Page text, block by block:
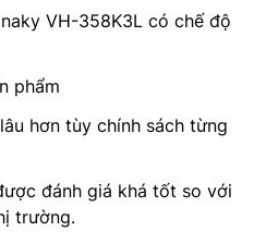
VH-358K3L có chế độ
phẩm
hơn tùy chính sách từng
đánh giá khá tốt so với
trường.